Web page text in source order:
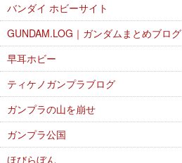
バンダイ ホビーサイト
GUNDAM.LOG｜ガンダムまとめブログ
早耳ホビー
ティケノガンプラブログ
ガンプラの山を崩せ
ガンプラ公国
ほびらぼん